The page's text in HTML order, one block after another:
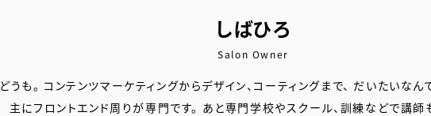
しばひろ
Salon Owner
どうも。 コンテンツマーケティングからデザイン、コーティングまで、 だいたいなん
主にフロントエンド周りが専門です。 あと専門学校やスクール、訓練などで講師